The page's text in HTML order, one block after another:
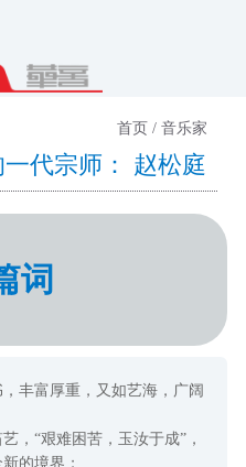
首页 / 音乐家
代宗师： 赵松庭
词
丰富厚重，又如艺海，广阔
“艰难困苦，玉汝于成”，
的境界；